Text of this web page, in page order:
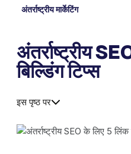
अंतर्राष्ट्रीय मार्केटिंग
अंतर्राष्ट्रीय
बिल्डिंग टिप्स
इस पृष्ठ पर